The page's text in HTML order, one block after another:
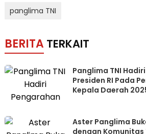
panglima TNI
BERITA TERKAIT
Panglima TNI
Presiden RI Pada
Kepala Daerah
Aster Panglima
dengan